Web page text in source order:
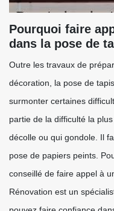
Pourquoi faire
dans la pose de
Outre les travaux de
décoration, la pose de
surmonter certaines
partie de la difficulté la
décolle ou qui gondole. Il
pose de papiers peints.
conseillé de faire appel à
Rénovation est un